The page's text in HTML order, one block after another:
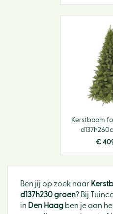
Kerstboom
€
Ben jij op zoek naar
d137h230 groen? Bij
in Den Haag ben je aan